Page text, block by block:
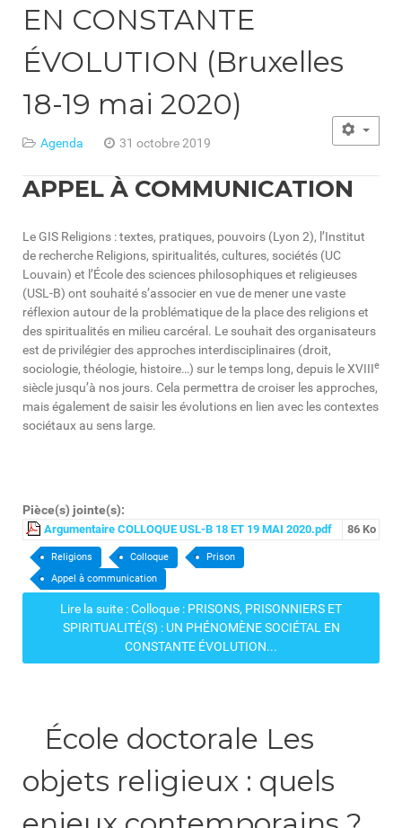
EN CONSTANTE
ÉVOLUTION (Bruxelles
18-19 mai 2020)
Agenda 31 octobre 2019
APPEL À COMMUNICATION
Le GIS Religions : textes, pratiques, pouvoirs (Lyon 2), l’Institut
de recherche Religions, spiritualités, cultures, sociétés (UC
Louvain) et l’École des sciences philosophiques et religieuses
(USL-B) ont souhaité s’associer en vue de mener une vaste
réflexion autour de la problématique de la place des religions et
des spiritualités en milieu carcéral. Le souhait des organisateurs
est de privilégier des approches interdisciplinaires (droit,
sociologie, théologie, histoire…) sur le temps long, depuis le XVIIIe
siècle jusqu’à nos jours. Cela permettra de croiser les approches,
mais également de saisir les évolutions en lien avec les contextes
sociétaux au sens large.
Pièce(s) jointe(s):
Argumentaire COLLOQUE USL-B 18 ET 19 MAI 2020.pdf 86 Ko
Religions Colloque Prison
Appel à communication
Lire la suite : Colloque : PRISONS, PRISONNIERS ET
SPIRITUALITÉ(S) : UN PHÉNOMÈNE SOCIÉTAL EN
CONSTANTE ÉVOLUTION...
École doctorale Les
objets religieux : quels